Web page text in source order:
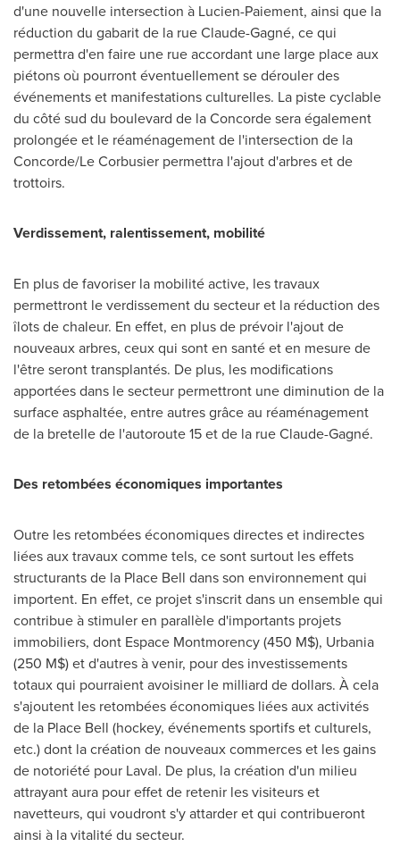
d'une nouvelle intersection à Lucien-Paiement, ainsi que la
réduction du gabarit de la rue Claude-Gagné, ce qui
permettra d'en faire une rue accordant une large place aux
piétons où pourront éventuellement se dérouler des
événements et manifestations culturelles. La piste cyclable
du côté sud du boulevard de la Concorde sera également
prolongée et le réaménagement de l'intersection de la
Concorde/Le Corbusier permettra l'ajout d'arbres et de
trottoirs.
Verdissement, ralentissement, mobilité
En plus de favoriser la mobilité active, les travaux
permettront le verdissement du secteur et la réduction des
îlots de chaleur. En effet, en plus de prévoir l'ajout de
nouveaux arbres, ceux qui sont en santé et en mesure de
l'être seront transplantés. De plus, les modifications
apportées dans le secteur permettront une diminution de la
surface asphaltée, entre autres grâce au réaménagement
de la bretelle de l'autoroute 15 et de la rue Claude-Gagné.
Des retombées économiques importantes
Outre les retombées économiques directes et indirectes
liées aux travaux comme tels, ce sont surtout les effets
structurants de la Place Bell dans son environnement qui
importent. En effet, ce projet s'inscrit dans un ensemble qui
contribue à stimuler en parallèle d'importants projets
immobiliers, dont Espace Montmorency (450 M$), Urbania
(250 M$) et d'autres à venir, pour des investissements
totaux qui pourraient avoisiner le milliard de dollars. À cela
s'ajoutent les retombées économiques liées aux activités
de la Place Bell (hockey, événements sportifs et culturels,
etc.) dont la création de nouveaux commerces et les gains
de notoriété pour Laval. De plus, la création d'un milieu
attrayant aura pour effet de retenir les visiteurs et
navetteurs, qui voudront s'y attarder et qui contribueront
ainsi à la vitalité du secteur.